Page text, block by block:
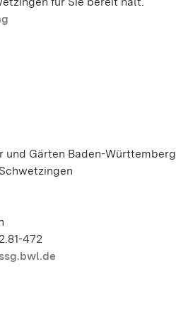
und Gärten Baden-Württemberg
472